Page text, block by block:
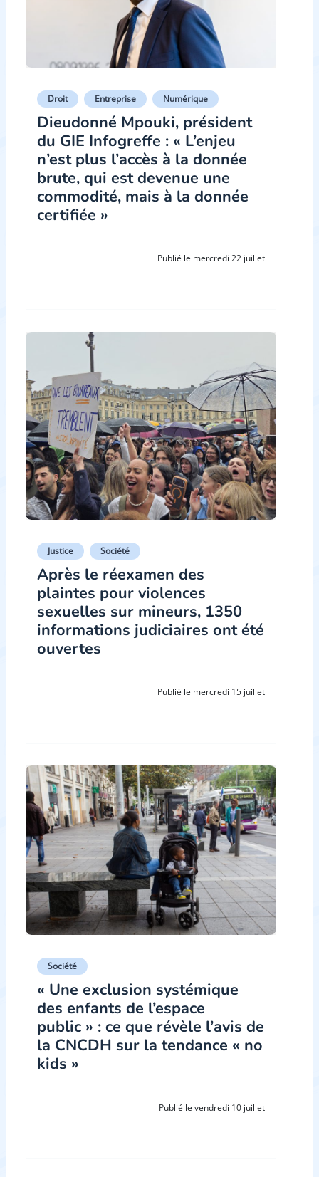
Droit Entreprise Numérique
Dieudonné Mpouki, président
du GIE Infogreffe : « L’enjeu
n’est plus l’accès à la donnée
brute, qui est devenue une
commodité, mais à la donnée
certifiée »
Publié le mercredi 22 juillet
Justice Société
Après le réexamen des
plaintes pour violences
sexuelles sur mineurs, 1350
informations judiciaires ont été
ouvertes
Publié le mercredi 15 juillet
Société
« Une exclusion systémique
des enfants de l’espace
public » : ce que révèle l’avis de
la CNCDH sur la tendance « no
kids »
Publié le vendredi 10 juillet